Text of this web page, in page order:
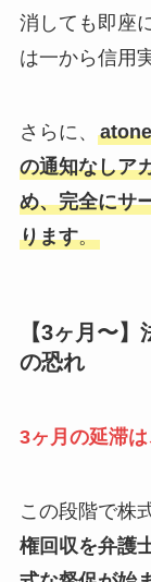
消しても即座
は一から信用
さらに、
の通知なしア
め、完全にサ
ります。
【3ヶ月〜
の恐れ
3ヶ月の延滞
この段階で株
権回収を弁護